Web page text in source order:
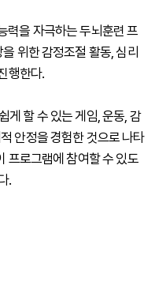
력을 자극하는 두뇌훈련 프
위한 감정조절 활동, 심리
행한다.
게 할 수 있는 게임, 운동, 감
안정을 경험한 것으로 나타
프로그램에 참여할 수 있도
.